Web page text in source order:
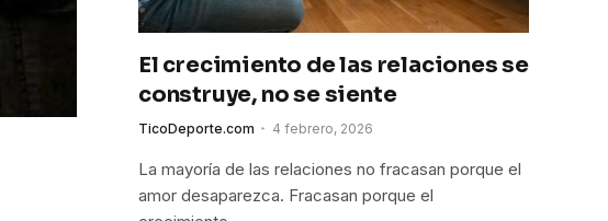
El crecimiento de las relaciones se
construye, no se siente
TicoDeporte.com 4 febrero, 2026
La mayoría de las relaciones no fracasan porque el
amor desaparezca. Fracasan porque el